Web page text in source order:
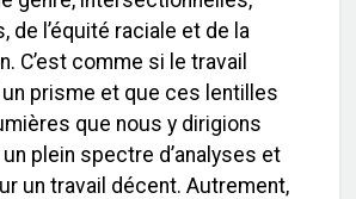
de l’équité raciale et de la
C’est comme si le travail
prisme et que ces lentilles
que nous y dirigions
plein spectre d’analyses et
un travail décent. Autrement,